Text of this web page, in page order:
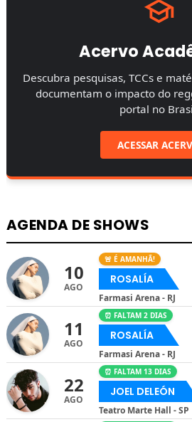
Acervo
Descubra pesquisas, TCCs e
documentam o impacto do
portal no
ACESSAR
AGENDA DE SHOWS
10
AGO
🚨 É AMANHÃ!
ROSALÍA
Farmasi Arena - RJ
11
AGO
⏰ FALTAM 2 DIAS
ROSALÍA
Farmasi Arena - RJ
22
AGO
⏰ FALTAM 13 DIAS
JOEL DELEÓN
Teatro Marte Hall - SP